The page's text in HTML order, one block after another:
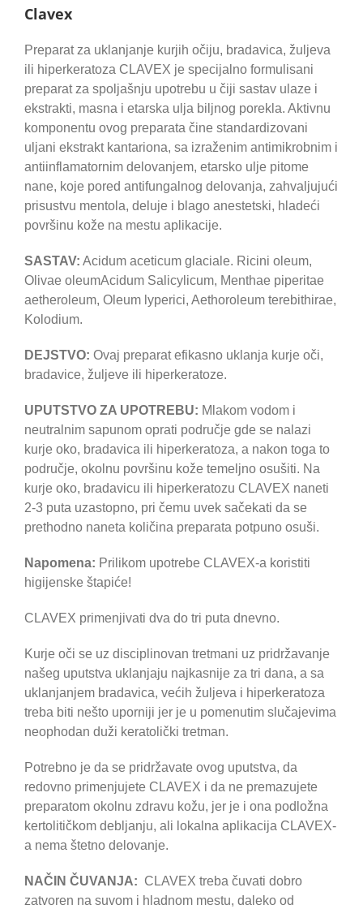
Clavex
Preparat za uklanjanje kurjih očiju, bradavica, žuljeva
ili hiperkeratoza CLAVEX je specijalno formulisani
preparat za spoljašnju upotrebu u čiji sastav ulaze i
ekstrakti, masna i etarska ulja biljnog porekla. Aktivnu
komponentu ovog preparata čine standardizovani
uljani ekstrakt kantariona, sa izraženim antimikrobnim i
antiinflamatornim delovanjem, etarsko ulje pitome
nane, koje pored antifungalnog delovanja, zahvaljujući
prisustvu mentola, deluje i blago anestetski, hladeći
površinu kože na mestu aplikacije.
SASTAV: Acidum aceticum glaciale. Ricini oleum,
Olivae oleumAcidum Salicylicum, Menthae piperitae
aetheroleum, Oleum lyperici, Aethoroleum terebithirae,
Kolodium.
DEJSTVO: Ovaj preparat efikasno uklanja kurje oči,
bradavice, žuljeve ili hiperkeratoze.
UPUTSTVO ZA UPOTREBU: Mlakom vodom i
neutralnim sapunom oprati područje gde se nalazi
kurje oko, bradavica ili hiperkeratoza, a nakon toga to
područje, okolnu površinu kože temeljno osušiti. Na
kurje oko, bradavicu ili hiperkeratozu CLAVEX naneti
2-3 puta uzastopno, pri čemu uvek sačekati da se
prethodno naneta količina preparata potpuno osuši.
Napomena: Prilikom upotrebe CLAVEX-a koristiti
higijenske štapiće!
CLAVEX primenjivati dva do tri puta dnevno.
Kurje oči se uz disciplinovan tretmani uz pridržavanje
našeg uputstva uklanjaju najkasnije za tri dana, a sa
uklanjanjem bradavica, većih žuljeva i hiperkeratoza
treba biti nešto uporniji jer je u pomenutim slučajevima
neophodan duži keratolički tretman.
Potrebno je da se pridržavate ovog uputstva, da
redovno primenjujete CLAVEX i da ne premazujete
preparatom okolnu zdravu kožu, jer je i ona podložna
kertolitičkom debljanju, ali lokalna aplikacija CLAVEX-
a nema štetno delovanje.
NAČIN ČUVANJA: CLAVEX treba čuvati dobro
zatvoren na suvom i hladnom mestu, daleko od